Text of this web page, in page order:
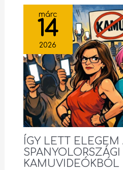
márc
14
2026
ÍGY LETT ELEGEM
SPANYOLORSZÁGI
KAMUVIDEÓKBÓL